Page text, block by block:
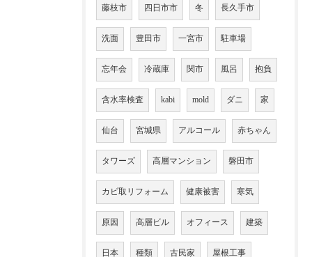
藤枝市 四日市市 冬 長久手市
洗面 豊田市 一宮市 駐車場
忘年会 冷蔵庫 関市 風呂 抱負
含水率検査 kabi mold ダニ 家
仙台 宮城県 アルコール 赤ちゃん
タワーズ 高層マンション 磐田市
カビ取リフォーム 健康被害 寒気
原因 高層ビル オフィース 建築
日本 種類 古民家 屋根工事